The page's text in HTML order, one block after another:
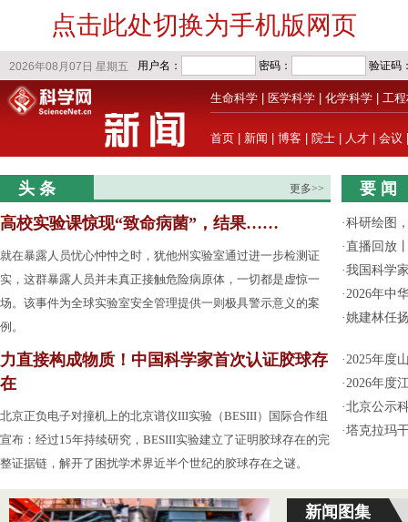
点击此处切换为手机版网页
生命科学 医学科学 化学科学 工
首页 新闻 博客 院士 人才 会议
头 条 更多>>
高校实验课惊现“致命病菌”，结果……
就在暴露人员忧心忡忡之时，犹他州实验室通过进一步检测证
实，这群暴露人员并未真正接触危险病原体，一切都是虚惊一
场。该事件为全球实验室安全管理提供一则极具警示意义的案
例。
力直接构成物质！中国科学家首次认证胶球存
在
北京正负电子对撞机上的北京谱仪III实验（BESIII）国际合作组
宣布：经过15年持续研究，BESIII实验建立了证明胶球存在的完
整证据链，解开了困扰学术界近半个世纪的胶球存在之谜。
要 闻
·科研绘图
·直播回放
·我国科学
·2026年中
·姚建林任
·2025年度
·2026年度
·北京公示
·塔克拉玛
新闻图集